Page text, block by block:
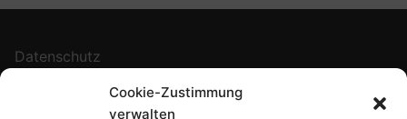
Cookie-Zustimmung
verwalten
Datenschutz